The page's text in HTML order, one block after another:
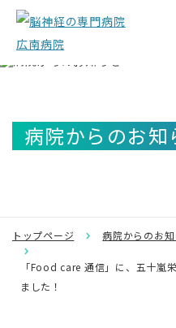
病院からのお知
トップページ 病院からのお
「Food care 通信」に、五十嵐
ました！